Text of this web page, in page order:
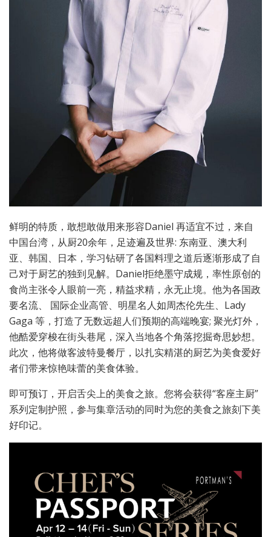
鲜明的特质，敢想敢做用来形容Daniel 再适宜不过，来自
中国台湾，从厨20余年，足迹遍及世界: 东南亚、澳大利
亚、韩国、日本，学习钻研了各国料理之道后逐渐形成了自
己对于厨艺的独到见解。Daniel拒绝墨守成规，率性原创的
食尚主张令人眼前一亮，精益求精，永无止境。他为各国政
要名流、 国际企业高管、明星名人如周杰伦先生、Lady
Gaga 等，打造了无数远超人们预期的高端晚宴; 聚光灯外，
他酷爱穿梭在街头巷尾，深入当地各个角落挖掘奇思妙想。
此次，他将做客波特曼餐厅，以扎实精湛的厨艺为美食爱好
者们带来惊艳味蕾的美食体验。
即可预订，开启舌尖上的美食之旅。您将会获得“客座主厨”
系列定制护照，参与集章活动的同时为您的美食之旅刻下美
好印记。